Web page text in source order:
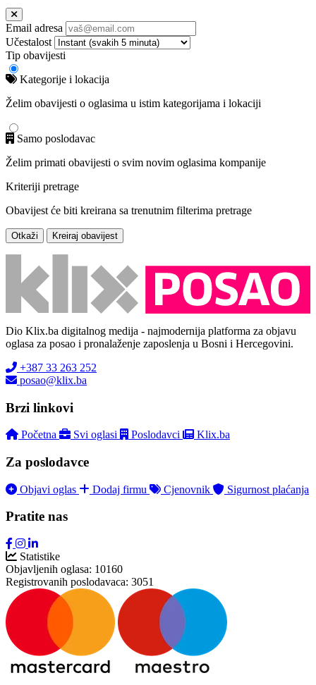
Email adresa
Učestalost
Tip obavijesti
Kategorije i lokacija
Želim obavijesti o oglasima u istim kategorijama i lokaciji
Samo poslodavac
Želim primati obavijesti o svim novim oglasima kompanije
Kriteriji pretrage
Obavijest će biti kreirana sa trenutnim filterima pretrage
Otkaži Kreiraj obavijest
Dio Klix.ba digitalnog medija - najmodernija platforma za objavu
oglasa za posao i pronalaženje zaposlenja u Bosni i Hercegovini.
+387 33 263 252
posao@klix.ba
Brzi linkovi
Početna Svi oglasi Poslodavci Klix.ba
Za poslodavce
Objavi oglas Dodaj firmu Cjenovnik Sigurnost plaćanja
Pratite nas
Statistike
Objavljenih oglasa: 10160
Registrovanih poslodavaca: 3051